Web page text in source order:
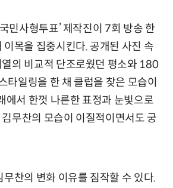
민사형투표’ 제작진이 7회 방송 한
이목을 집중시킨다. 공개된 사진 속
의 비교적 단조로웠던 평소와 180
타일링을 한 채 클럽을 찾은 모습이
에서 한껏 나른한 표정과 눈빛으로
무찬의 모습이 이질적이면서도 궁
무찬의 변화 이유를 짐작할 수 있다.